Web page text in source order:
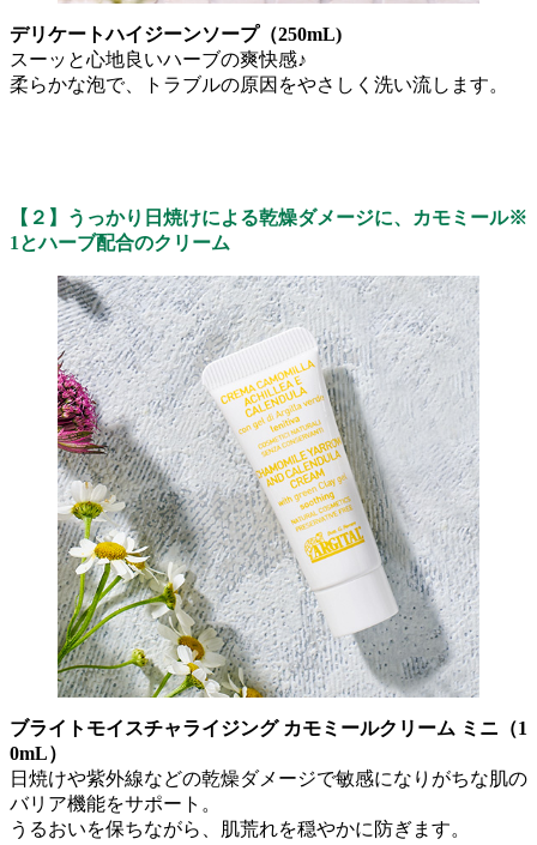
デリケートハイジーンソープ（250mL)
スーッと心地良いハーブの爽快感♪
柔らかな泡で、トラブルの原因をやさしく洗い流します。
【２】うっかり日焼けによる乾燥ダメージに、カモミール※
1とハーブ配合のクリーム
ブライトモイスチャライジング カモミールクリーム ミニ（1
0mL）
日焼けや紫外線などの乾燥ダメージで敏感になりがちな肌の
バリア機能をサポート。
うるおいを保ちながら、肌荒れを穏やかに防ぎます。